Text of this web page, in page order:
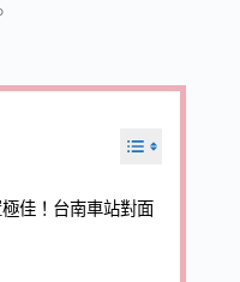
佳！台南車站對面